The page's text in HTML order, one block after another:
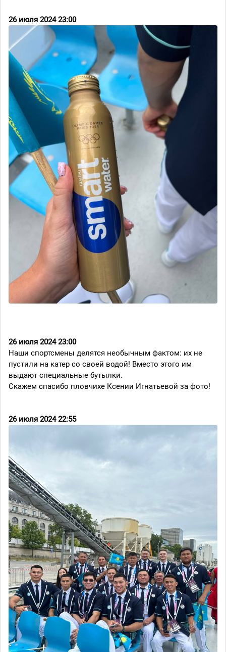
26 июля 2024 22:55
26 июля 2024 23:00
Наши спортсмены делятся необычным фактом: их не
пустили на катер со своей водой! Вместо этого им
выдают специальные бутылки.
Скажем спасибо пловчихе Ксении Игнатьевой за фото!
26 июля 2024 23:00